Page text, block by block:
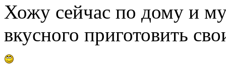
Хожу сейчас по дому и
вкусного приготовить